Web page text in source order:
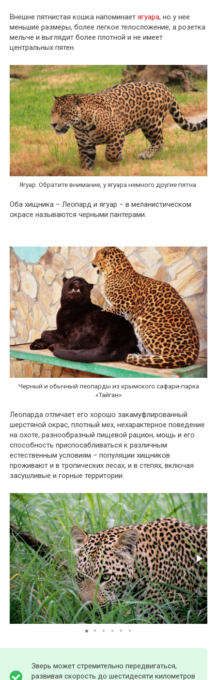
Внешне пятнистая кошка напоминает ягуара, но у нее
меньшие размеры, более легкое телосложение, а розетка
мельче и выглядит более плотной и не имеет
центральных пятен.
Ягуар. Обратите внимание, у ягуара немного другие пятна.
Оба хищника – Леопард и ягуар – в меланистическом
окрасе называются черными пантерами.
Черный и обычный леопарды из крымского сафари-парка
«Тайган»
Леопарда отличает его хорошо закамуфлированный
шерстяной окрас, плотный мех, нехарактерное поведение
на охоте, разнообразный пищевой рацион, мощь и его
способность приспосабливаться к различным
естественным условиям – популяции хищников
проживают и в тропических лесах, и в степях, включая
засушливые и горные территории.
Зверь может стремительно передвигаться,
развивая скорость до шестидесяти километров